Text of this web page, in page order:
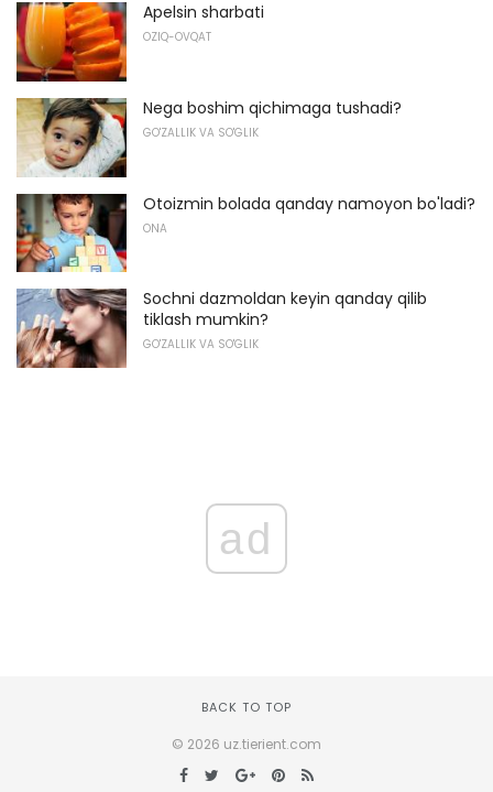
Apelsin sharbati
OZIQ-OVQAT
Nega boshim qichimaga tushadi?
GO'ZALLIK VA SO'GLIK
Otoizmin bolada qanday namoyon bo'ladi?
ONA
Sochni dazmoldan keyin qanday qilib
tiklash mumkin?
GO'ZALLIK VA SO'GLIK
ad
BACK TO TOP
© 2026 uz.tierient.com